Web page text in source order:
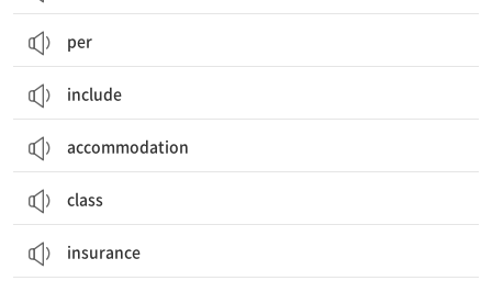
per
include
accommodation
class
insurance